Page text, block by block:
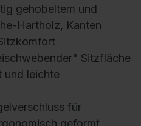
gehobeltem und
Hartholz, Kanten
Sitzfläche
und leichte
für
geformt,